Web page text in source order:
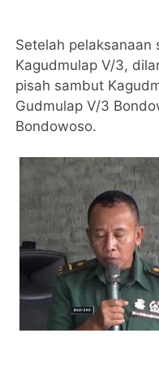
Setelah pelaksanaan
Kagudmulap V/3,
pisah sambut
Gudmulap V/3
Bondowoso.